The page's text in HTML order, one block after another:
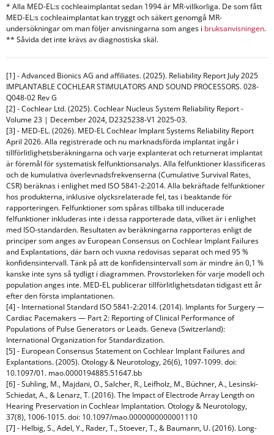
* Alla MED-EL:s cochleaimplantat sedan 1994 är MR-villkorliga. De som fått
MED-EL:s cochleaimplantat kan tryggt och säkert genomgå MR-
undersökningar om man följer anvisningarna som anges i bruksanvisningen.
** Såvida det inte krävs av diagnostiska skäl.
[1] - Advanced Bionics AG and affiliates. (2025). Reliability Report July 2025
IMPLANTABLE COCHLEAR STIMULATORS AND SOUND PROCESSORS. 028-
Q048-02 Rev G
[2] - Cochlear Ltd. (2025). Cochlear Nucleus System Reliability Report -
Volume 23 | December 2024, D2325238-V1 2025-03.
[3] - MED-EL. (2026). MED-EL Cochlear Implant Systems Reliability Report
April 2026. Alla registrerade och nu marknadsförda implantat ingår i
tillförlitlighetsberäkningarna och varje explanterat och returnerat implantat
är föremål för systematisk felfunktionsanalys. Alla felfunktioner klassificeras
och de kumulativa överlevnadsfrekvenserna (Cumulative Survival Rates,
CSR) beräknas i enlighet med ISO 5841-2:2014. Alla bekräftade felfunktioner
hos produkterna, inklusive olycksrelaterade fel, tas i beaktande för
rapporteringen. Felfunktioner som spåras tillbaka till inducerade
felfunktioner inkluderas inte i dessa rapporterade data, vilket är i enlighet
med ISO-standarden. Resultaten av beräkningarna rapporteras enligt de
principer som anges av European Consensus on Cochlear Implant Failures
and Explantations, där barn och vuxna redovisas separat och med 95 %
konfidensintervall. Tänk på att de konfidensintervall som är mindre än 0,1 %
kanske inte syns så tydligt i diagrammen. Provstorleken för varje modell och
population anges inte. MED-EL publicerar tillförlitlighetsdatan tidigast ett år
efter den första implantationen.
[4] - International Standard ISO 5841-2:2014. (2014). Implants for Surgery —
Cardiac Pacemakers — Part 2: Reporting of Clinical Performance of
Populations of Pulse Generators or Leads. Geneva (Switzerland):
International Organization for Standardization.
[5] - European Consensus Statement on Cochlear Implant Failures and
Explantations. (2005). Otology & Neurotology, 26(6), 1097-1099. doi:
10.1097/01. mao.0000194885.51647.bb
[6] - Suhling, M., Majdani, O., Salcher, R., Leifholz, M., Büchner, A., Lesinski-
Schiedat, A., & Lenarz, T. (2016). The Impact of Electrode Array Length on
Hearing Preservation in Cochlear Implantation. Otology & Neurotology,
37(8), 1006-1015. doi: 10.1097/mao.0000000000001110
[7] - Helbig, S., Adel, Y., Rader, T., Stoever, T., & Baumann, U. (2016). Long-